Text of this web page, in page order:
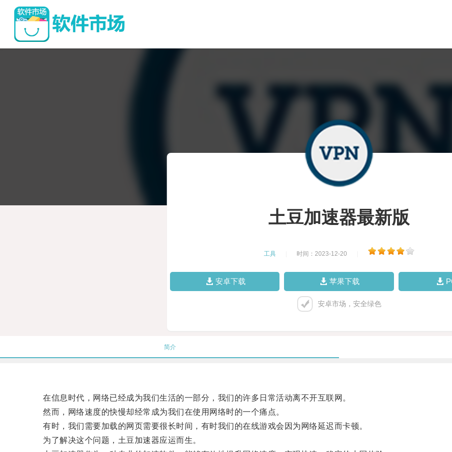
土豆加速器最新版
工具 时间：2023-12-20
安卓下载 苹果下载
安卓市场，安全绿色
简介
在信息时代，网络已经成为我们生活的一部分，我们的许多日常活动离不开互联网。
然而，网络速度的快慢却经常成为我们在使用网络时的一个痛点。
有时，我们需要加载的网页需要很长时间，有时我们的在线游戏会因为网络延迟而卡顿。
为了解决这个问题，土豆加速器应运而生。